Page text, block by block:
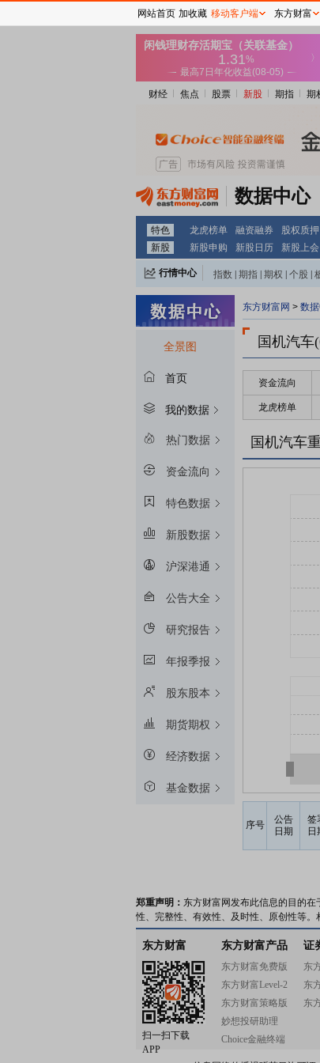
财经 焦点 股票 新股 期指 期
数据中心
特色 龙虎榜单 融资融券 股权质押
新股
新股申购 新股日历 新股上会
行情中心 指数 期指 期权 个股
全景图
首页
我的数据
热门数据
资金流向
特色数据
新股数据
沪深港通
公告大全
研究报告
年报季报
股东股本
期货期权
经济数据
基金数据
东方财富网 > 数
国机汽车
资金流向
龙虎榜单
国机汽车
序号
公告
日期
签
日
郑重声明： 东方财富网发布此信息的目的
性、完整性、有效性、及时性、原创性等
东方财富
扫一扫下载
APP
东方财富产品
东方财富免费版
东方财富Level-2
东方财富策略版
妙想投研助理
Choice金融终端
证
东
东
东
网站首页 加收藏 移动客户端 东方财富